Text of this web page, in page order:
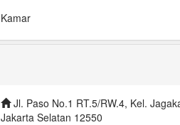
Kamar
Jl. Paso No.1 RT.5/RW.4, Kel.
Jakarta Selatan 12550